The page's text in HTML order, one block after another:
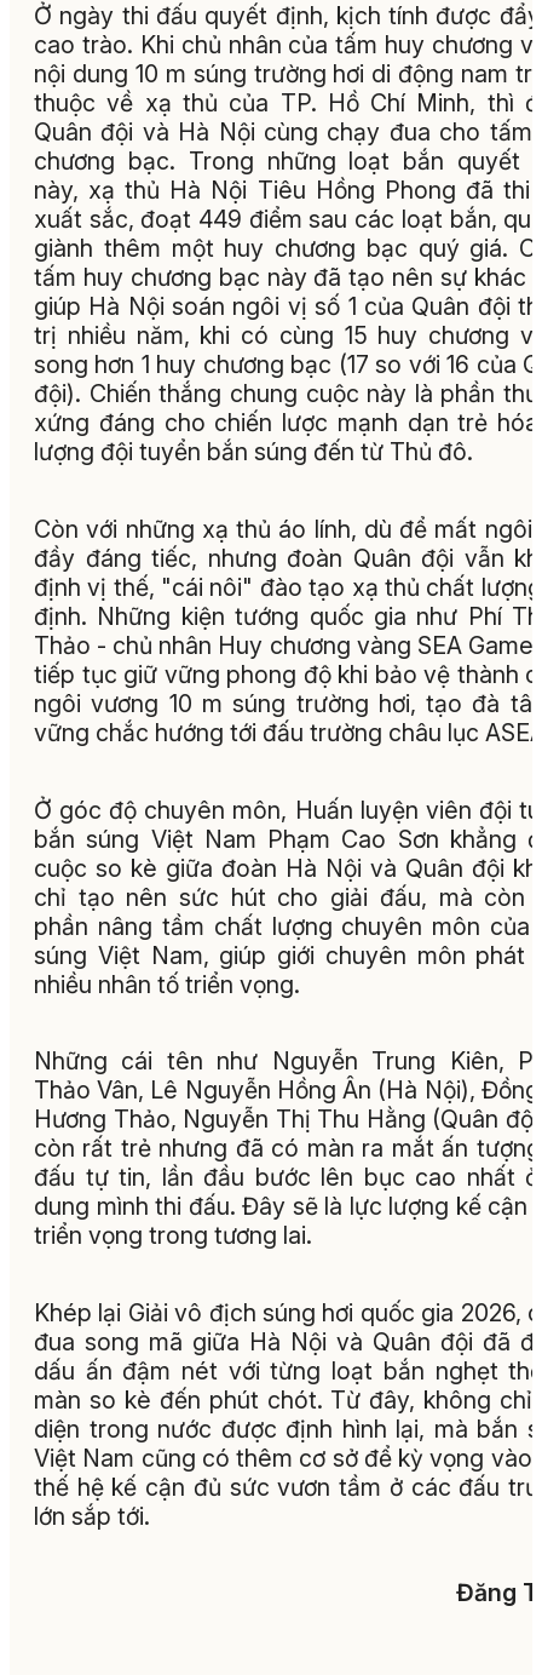
Ở ngày thi đấu quyết định, kịch tính được
cao trào. Khi chủ nhân của tấm huy chương
nội dung 10 m súng trường hơi di động nam
thuộc về xạ thủ của TP. Hồ Chí Minh, thì
Quân đội và Hà Nội cùng chạy đua cho tấm
chương bạc. Trong những loạt bắn quyết
này, xạ thủ Hà Nội Tiêu Hồng Phong đã thi
xuất sắc, đoạt 449 điểm sau các loạt bắn,
giành thêm một huy chương bạc quý giá.
tấm huy chương bạc này đã tạo nên sự khác
giúp Hà Nội soán ngôi vị số 1 của Quân đội
trị nhiều năm, khi có cùng 15 huy chương
song hơn 1 huy chương bạc (17 so với 16 của
đội). Chiến thắng chung cuộc này là phần
xứng đáng cho chiến lược mạnh dạn trẻ
lượng đội tuyển bắn súng đến từ Thủ đô.
Còn với những xạ thủ áo lính, dù để mất ngôi
đầy đáng tiếc, nhưng đoàn Quân đội vẫn
định vị thế, "cái nôi" đào tạo xạ thủ chất
định. Những kiện tướng quốc gia như Phí
Thảo - chủ nhân Huy chương vàng SEA
tiếp tục giữ vững phong độ khi bảo vệ thành
ngôi vương 10 m súng trường hơi, tạo đà
vững chắc hướng tới đấu trường châu lục
Ở góc độ chuyên môn, Huấn luyện viên đội
bắn súng Việt Nam Phạm Cao Sơn khẳng
cuộc so kè giữa đoàn Hà Nội và Quân đội
chỉ tạo nên sức hút cho giải đấu, mà còn
phần nâng tầm chất lượng chuyên môn của
súng Việt Nam, giúp giới chuyên môn phát
nhiều nhân tố triển vọng.
Những cái tên như Nguyễn Trung Kiên,
Thảo Vân, Lê Nguyễn Hồng Ân (Hà Nội),
Hương Thảo, Nguyễn Thị Thu Hằng (Quân
còn rất trẻ nhưng đã có màn ra mắt ấn
đấu tự tin, lần đầu bước lên bục cao nhất
dung mình thi đấu. Đây sẽ là lực lượng kế cận
triển vọng trong tương lai.
Khép lại Giải vô địch súng hơi quốc gia 2026,
đua song mã giữa Hà Nội và Quân đội đã
dấu ấn đậm nét với từng loạt bắn nghẹt
màn so kè đến phút chót. Từ đây, không chỉ
diện trong nước được định hình lại, mà bắn
Việt Nam cũng có thêm cơ sở để kỳ vọng vào
thế hệ kế cận đủ sức vươn tầm ở các đấu
lớn sắp tới.
Đăng